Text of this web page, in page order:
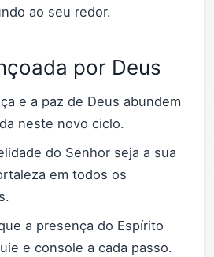
ao seu redor.
por Deus
e a paz de Deus abundem
neste novo ciclo.
do Senhor seja a sua
em todos os
a presença do Espírito
e console a cada passo.